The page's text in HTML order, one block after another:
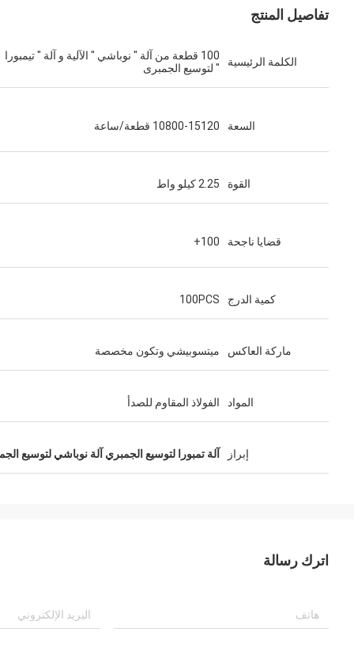
تفاصيل المنتج
الكلمة الرئيسية
100 قطعة من آلة " نوباشي " الآلية و آلة " تيمبورا
" لتوسيع الجمبرى
السعة 10800-15120 قطعة/ساعة
القوة 2.25 كيلو واط
قضايا ناجحة 100+
كمية الدرج 100PCS
ماركة العاكس ميتسوبيشي وتكون مخصصة
المواد الفولاذ المقاوم للصدأ
إبراز آلة تمبورا لتوسيع الجمبري آلة نوباشي لتوسيع
اترك رسالة